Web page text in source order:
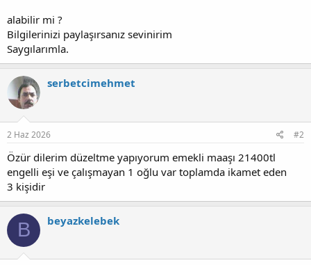
alabilir mi ?
Bilgilerinizi paylaşırsanız sevinirim
Saygılarımla.
serbetcimehmet
2 Haz 2026 #2
Özür dilerim düzeltme yapıyorum emekli maaşı 21400tl
engelli eşi ve çalışmayan 1 oğlu var toplamda ikamet eden
3 kişidir
B beyazkelebek